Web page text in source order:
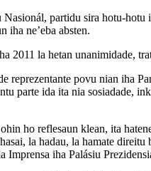
partidu sira hotu-
iha ne’eba absten.
2011 la hetan unanimidade,
reprezentante povu nian iha
parte ida ita nia
ho reflesaun klean, ita
la hadau, la hamate
iha Palásiu